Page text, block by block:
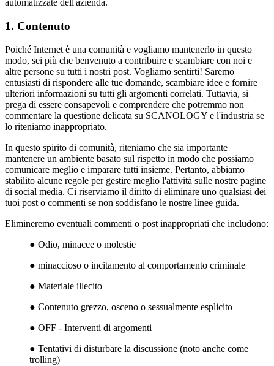
automatizzate dell'azienda.
1. Contenuto
Poiché Internet è una comunità e vogliamo mantenerlo in questo
modo, sei più che benvenuto a contribuire e scambiare con noi e
altre persone su tutti i nostri post. Vogliamo sentirti! Saremo
entusiasti di rispondere alle tue domande, scambiare idee e fornire
ulteriori informazioni su tutti gli argomenti correlati. Tuttavia, si
prega di essere consapevoli e comprendere che potremmo non
commentare la questione delicata su SCANOLOGY e l'industria se
lo riteniamo inappropriato.
In questo spirito di comunità, riteniamo che sia importante
mantenere un ambiente basato sul rispetto in modo che possiamo
comunicare meglio e imparare tutti insieme. Pertanto, abbiamo
stabilito alcune regole per gestire meglio l'attività sulle nostre pagine
di social media. Ci riserviamo il diritto di eliminare uno qualsiasi dei
tuoi post o commenti se non soddisfano le nostre linee guida.
Elimineremo eventuali commenti o post inappropriati che includono:
● Odio, minacce o molestie
● minaccioso o incitamento al comportamento criminale
● Materiale illecito
● Contenuto grezzo, osceno o sessualmente esplicito
● OFF - Interventi di argomenti
● Tentativi di disturbare la discussione (noto anche come
trolling)